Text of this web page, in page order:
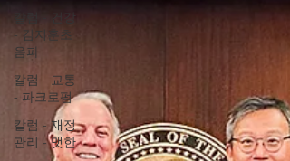
- 김지훈초
음파
칼럼 - 교통
- 파크로펌
칼럼 - 재정
관리 - 맷한